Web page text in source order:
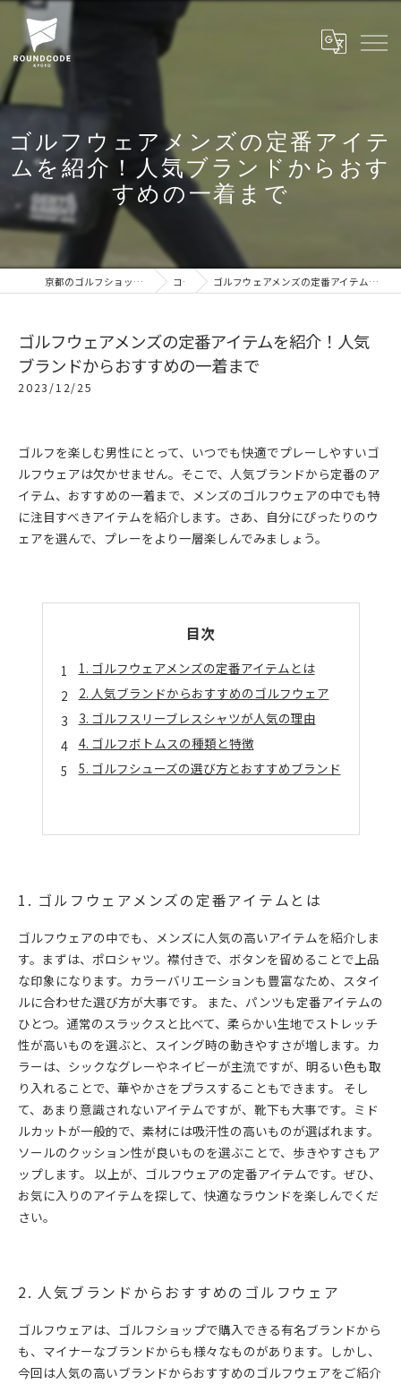
ゴルフウェアメンズの定番アイテ
ムを紹介！人気ブランドからおす
すめの一着まで
京都のゴルフショップならROUNDCODE KYOTO コラム ゴルフウェアメンズの定番アイテムを紹介！人気ブランドからおすすめの一着まで
ゴルフウェアメンズの定番アイテムを紹介！人気
ブランドからおすすめの一着まで
2023/12/25
ゴルフを楽しむ男性にとって、いつでも快適でプレーしやすいゴ
ルフウェアは欠かせません。そこで、人気ブランドから定番のア
イテム、おすすめの一着まで、メンズのゴルフウェアの中でも特
に注目すべきアイテムを紹介します。さあ、自分にぴったりのウ
ェアを選んで、プレーをより一層楽しんでみましょう。
目次
1. ゴルフウェアメンズの定番アイテムとは
2. 人気ブランドからおすすめのゴルフウェア
3. ゴルフスリーブレスシャツが人気の理由
4. ゴルフボトムスの種類と特徴
5. ゴルフシューズの選び方とおすすめブランド
1. ゴルフウェアメンズの定番アイテムとは
ゴルフウェアの中でも、メンズに人気の高いアイテムを紹介しま
す。まずは、ポロシャツ。襟付きで、ボタンを留めることで上品
な印象になります。カラーバリエーションも豊富なため、スタイ
ルに合わせた選び方が大事です。 また、パンツも定番アイテムの
ひとつ。通常のスラックスと比べて、柔らかい生地でストレッチ
性が高いものを選ぶと、スイング時の動きやすさが増します。カ
ラーは、シックなグレーやネイビーが主流ですが、明るい色も取
り入れることで、華やかさをプラスすることもできます。 そし
て、あまり意識されないアイテムですが、靴下も大事です。ミド
ルカットが一般的で、素材には吸汗性の高いものが選ばれます。
ソールのクッション性が良いものを選ぶことで、歩きやすさもア
ップします。 以上が、ゴルフウェアの定番アイテムです。ぜひ、
お気に入りのアイテムを探して、快適なラウンドを楽しんでくだ
さい。
2. 人気ブランドからおすすめのゴルフウェア
ゴルフウェアは、ゴルフショップで購入できる有名ブランドから
も、マイナーなブランドからも様々なものがあります。しかし、
今回は人気の高いブランドからおすすめのゴルフウェアをご紹介